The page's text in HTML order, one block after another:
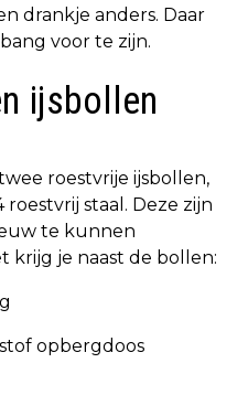
drankje anders. Daar
voor te zijn.
ijsbollen
roestvrije ijsbollen,
staal. Deze zijn
te kunnen
krijg je naast de bollen:
opbergdoos